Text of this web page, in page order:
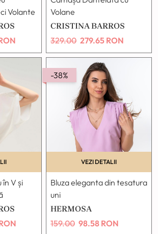
Volante
Volane
CRISTINA BARROS
329.00 279.65 RON
în V și
-38%
Bluza eleganta din tesatura
uni
HERMOSA
159.00 98.58 RON
VEZI DETALII